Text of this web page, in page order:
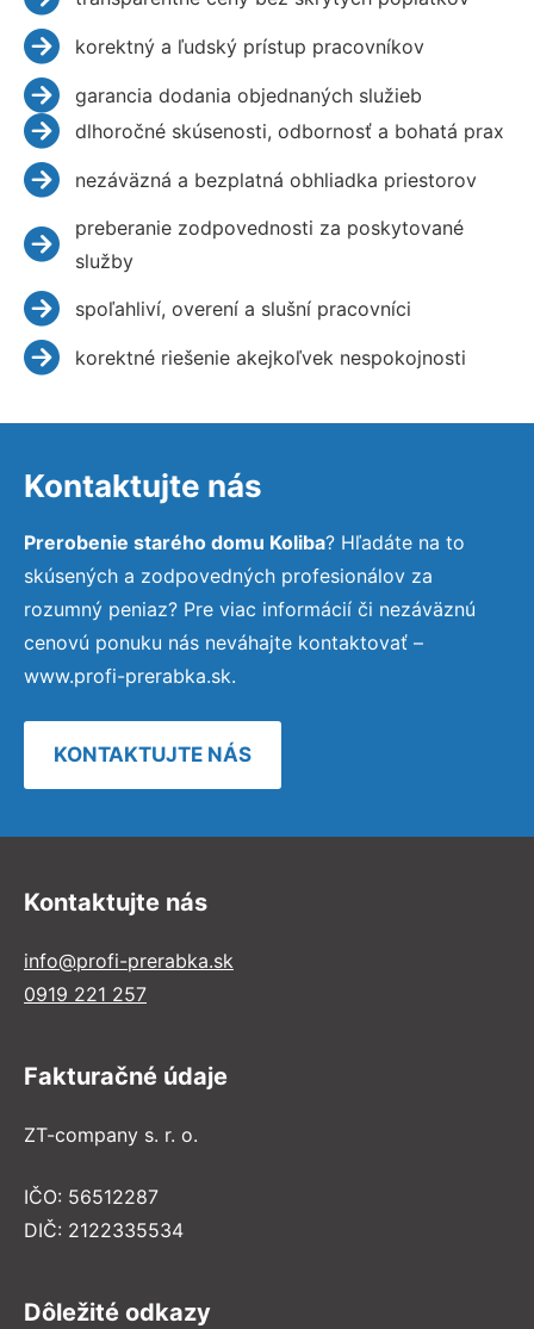
korektný a ľudský prístup pracovníkov
garancia dodania objednaných služieb
dlhoročné skúsenosti, odbornosť a bohatá prax
nezáväzná a bezplatná obhliadka priestorov
preberanie zodpovednosti za poskytované
služby
spoľahliví, overení a slušní pracovníci
korektné riešenie akejkoľvek nespokojnosti
Kontaktujte nás
Prerobenie starého domu Koliba? Hľadáte na to
skúsených a zodpovedných profesionálov za
rozumný peniaz? Pre viac informácií či nezáväznú
cenovú ponuku nás neváhajte kontaktovať –
www.profi-prerabka.sk.
KONTAKTUJTE NÁS
Kontaktujte nás
info@profi-prerabka.sk
0919 221 257
Fakturačné údaje
ZT-company s. r. o.
IČO: 56512287
DIČ: 2122335534
Dôležité odkazy